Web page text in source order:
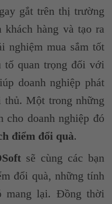
gắt trên thị trường
hàng và tạo ra
nghiệm mua sắm tốt
tố quan trọng đối với
doanh nghiệp phát
Một trong những
cho doanh nghiệp đó
điểm đổi quà.
sẽ cùng các bạn
đổi quà, những tính
mang lại. Đồng thời